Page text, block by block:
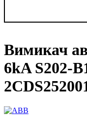
Вимикач
6kA S202-